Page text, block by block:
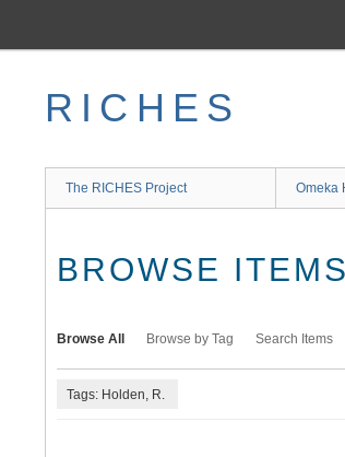
RICHES
The RICHES Project Omeka
BROWSE
Browse All Browse by Tag Search Items
Tags: Holden, R.